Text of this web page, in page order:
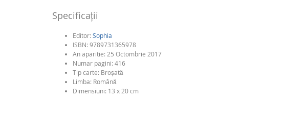
Specificaţii
Editor: Sophia
ISBN: 9789731365978
An aparitie: 25 Octombrie 2017
Numar pagini: 416
Tip carte: Broşată
Limba: Română
Dimensiuni: 13 x 20 cm